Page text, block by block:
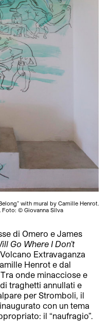
with mural by Camille Henrot.
© Giovanna Silva
di Omero e James
Go Where I Don’t
Extravaganza
Henrot e dal
onde minacciose e
traghetti annullati e
per Stromboli, il
con un tema
il “naufragio”.